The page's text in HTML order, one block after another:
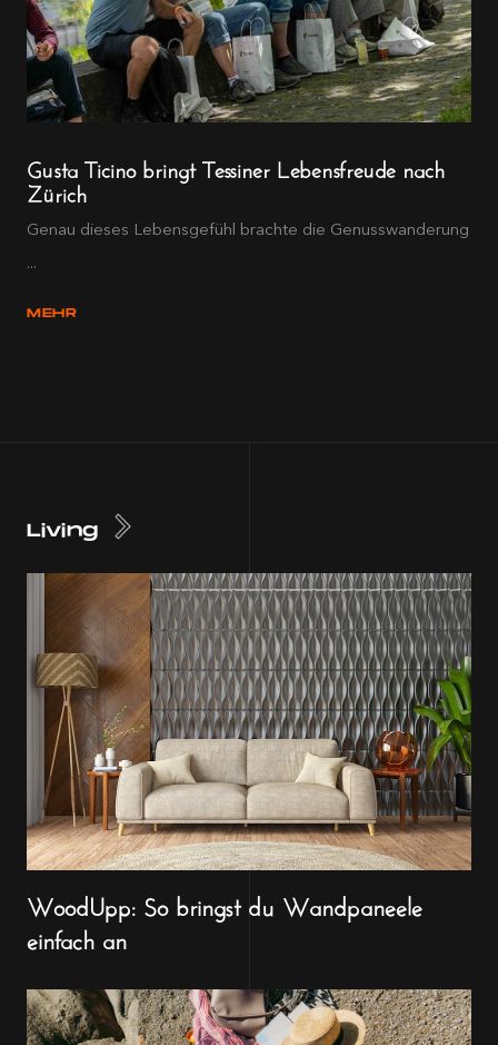
Gusta Ticino bringt Tessiner Lebensfreude nach
Zürich
Genau dieses Lebensgefühl brachte die Genusswanderung
...
MEHR
Living
WoodUpp: So bringst du Wandpaneele
einfach an